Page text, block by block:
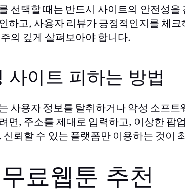
선택할 때는 반드시 사이트의 안전성
하고, 사용자 리뷰가 긍정적인지를 체
의 깊게 살펴보아야 합니다.
사이트 피하는 방법
사용자 정보를 탈취하거나 악성 소프
면, 주소를 제대로 입력하고, 이상한 팝
신뢰할 수 있는 플랫폼만 이용하는 것이
료웹툰 추천